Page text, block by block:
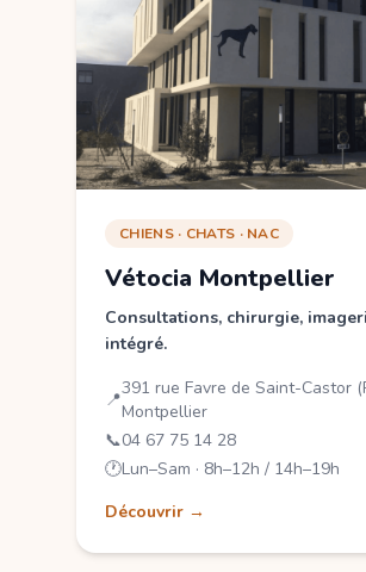
CHIENS · CHATS · NAC
Vétocia Montpellier
Consultations, chirurgie,
intégré.
📍
391 rue Favre de Saint-Castor
Montpellier
📞04 67 75 14 28
🕐Lun–Sam · 8h–12h / 14h–19h
Découvrir →